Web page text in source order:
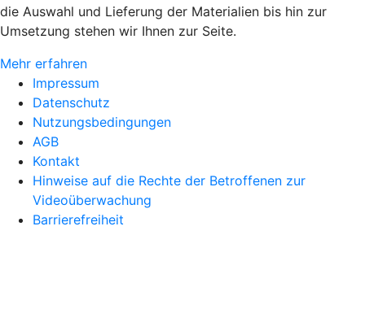
die Auswahl und Lieferung der Materialien bis hin zur
Umsetzung stehen wir Ihnen zur Seite.
Mehr erfahren
Impressum
Datenschutz
Nutzungsbedingungen
AGB
Kontakt
Hinweise auf die Rechte der Betroffenen zur
Videoüberwachung
Barrierefreiheit